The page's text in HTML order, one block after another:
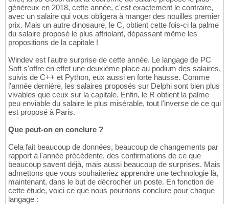
généreux en 2018, cette année, c'est exactement le contraire,
avec un salaire qui vous obligera à manger des nouilles premier
prix. Mais un autre dinosaure, le C, obtient cette fois-ci la palme
du salaire proposé le plus affriolant, dépassant même les
propositions de la capitale !
Windev est l'autre surprise de cette année. Le langage de PC
Soft s'offre en effet une deuxième place au podium des salaires,
suivis de C++ et Python, eux aussi en forte hausse. Comme
l'année dernière, les salaires proposés sur Delphi sont bien plus
vivables que ceux sur la capitale. Enfin, le R obtient la palme
peu enviable du salaire le plus misérable, tout l'inverse de ce qui
est proposé à Paris.
Que peut-on en conclure ?
Cela fait beaucoup de données, beaucoup de changements par
rapport à l'année précédente, des confirmations de ce que
beaucoup savent déjà, mais aussi beaucoup de surprises. Mais
admettons que vous souhaiteriez apprendre une technologie là,
maintenant, dans le but de décrocher un poste. En fonction de
cette étude, voici ce que nous pourrions conclure pour chaque
langage :